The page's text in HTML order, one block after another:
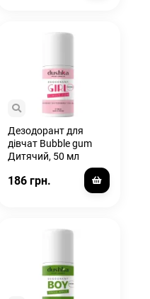
Дезодорант для
дівчат Bubble gum
Дитячий, 50 мл
186 грн.